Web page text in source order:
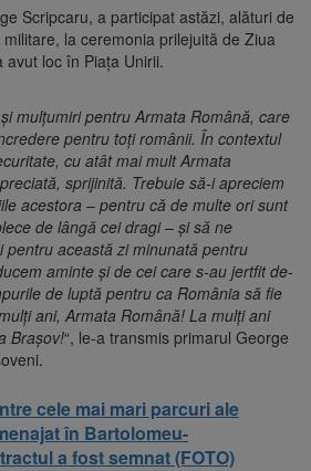
Scripcaru, a participat astăzi, alături de
la ceremonia prilejuită de Ziua
loc în Piața Unirii.
mulțumiri pentru Armata Română, care
pentru toți românii. În contextul
cu atât mai mult Armata
sprijinită. Trebuie să-i apreciem
acestora – pentru că de multe ori sunt
de lângă cei dragi – și să ne
această zi minunată pentru
aminte și de cei care s-au jertfit de-
de luptă pentru ca România să fie
ani, Armata Română! La mulți ani
Brașov!“, le-a transmis primarul George
cele mai mari parcuri ale
în Bartolomeu-
a fost semnat (FOTO)